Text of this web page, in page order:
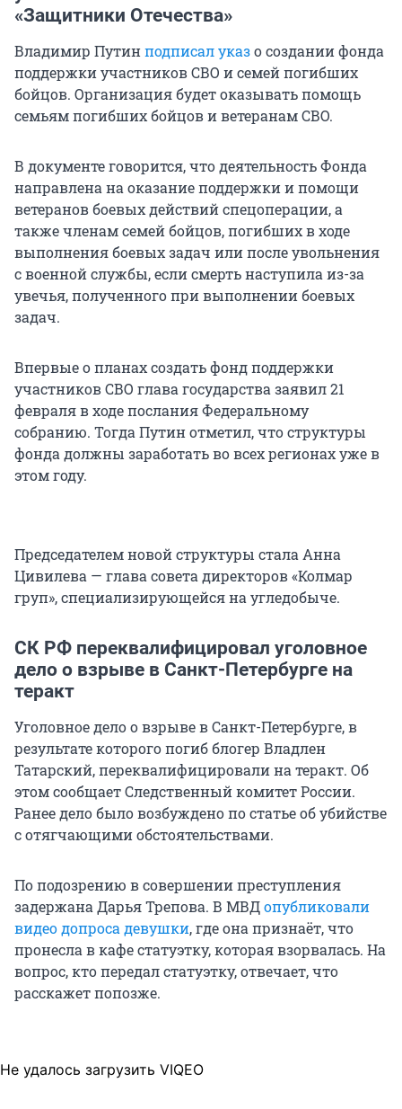
«Защитники Отечества»
Владимир Путинподписал указо создании фонда
поддержки участников СВО и семей погибших
бойцов. Организация будет оказывать помощь
семьям погибших бойцов и ветеранам СВО.
В документе говорится, что деятельность Фонда
направлена на оказание поддержки и помощи
ветеранов боевых действий спецоперации, а
также членам семей бойцов, погибших в ходе
выполнения боевых задач или после увольнения
с военной службы, если смерть наступила из-за
увечья, полученного при выполнении боевых
задач.
Впервые о планах создать фонд поддержки
участников СВО глава государства заявил 21
февраля в ходе послания Федеральному
собранию. Тогда Путин отметил, что структуры
фонда должны заработать во всех регионах уже в
этом году.
Председателем новой структуры стала Анна
Цивилева — глава совета директоров «Колмар
груп», специализирующейся на угледобыче.
СК РФ переквалифицировал уголовное
дело о взрыве в Санкт-Петербурге на
теракт
Уголовное дело о взрыве в Санкт-Петербурге, в
результате которого погиб блогер Владлен
Татарский, переквалифицировали на теракт. Об
этом сообщает Следственный комитет России.
Ранее дело было возбуждено по статье об убийстве
с отягчающими обстоятельствами.
По подозрению в совершении преступления
задержана Дарья Трепова. В МВДопубликовали
видео допроса девушки, где она признаёт, что
пронесла в кафе статуэтку, которая взорвалась. На
вопрос, кто передал статуэтку, отвечает, что
расскажет попозже.
Не удалось загрузить VIQEO